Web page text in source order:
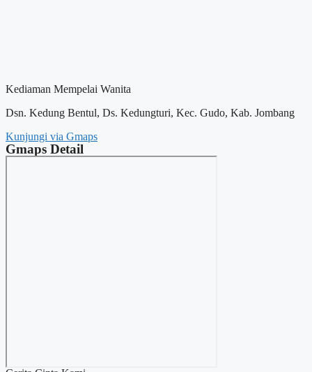
Kediaman Mempelai Wanita
Dsn. Kedung Bentul, Ds. Kedungturi, Kec. Gudo, Kab. Jombang
Kunjungi via Gmaps
Gmaps Detail